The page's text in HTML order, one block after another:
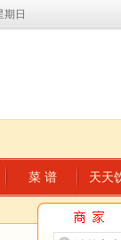
日
有豪礼菜 谱 天天